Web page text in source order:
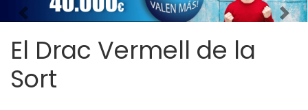
Imagen anterior
El Drac Vermell de la
Sort